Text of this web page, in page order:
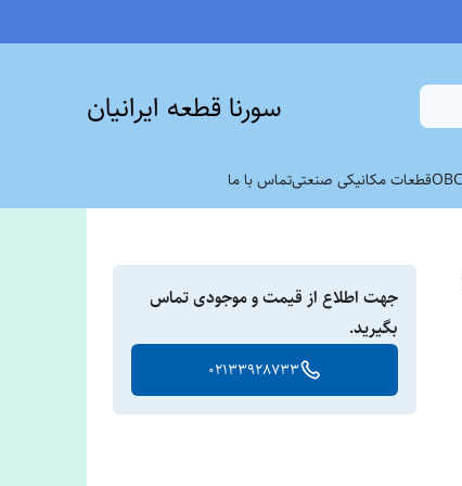
سورنا قطعه ایرانیان
قطعات مکانیکی صنعتیتماس با ما
جهت اطلاع از قیمت و موجودی تماس
بگیرید.
02133928733